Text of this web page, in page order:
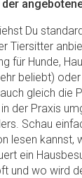
Du
Tiersitter
für Hunde,
beliebt) oder
gleich die
der Praxis
Schau
lesen kannst,
ein
und wo wird